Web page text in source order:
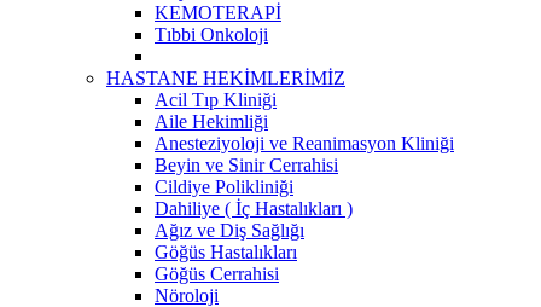
KEMOTERAPİ
Tıbbi Onkoloji
HASTANE HEKİMLERİMİZ
Acil Tıp Kliniği
Aile Hekimliği
Anesteziyoloji ve Reanimasyon Kliniği
Beyin ve Sinir Cerrahisi
Cildiye Polikliniği
Dahiliye ( İç Hastalıkları )
Ağız ve Diş Sağlığı
Göğüs Hastalıkları
Göğüs Cerrahisi
Nöroloji